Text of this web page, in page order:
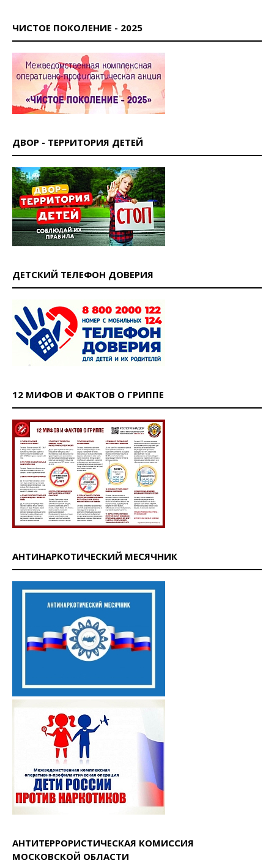
ЧИСТОЕ ПОКОЛЕНИЕ - 2025
ДВОР - ТЕРРИТОРИЯ ДЕТЕЙ
ДЕТСКИЙ ТЕЛЕФОН ДОВЕРИЯ
12 МИФОВ И ФАКТОВ О ГРИППЕ
АНТИНАРКОТИЧЕСКИЙ МЕСЯЧНИК
АНТИТЕРРОРИСТИЧЕСКАЯ КОМИССИЯ
МОСКОВСКОЙ ОБЛАСТИ